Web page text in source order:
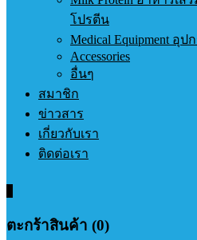
โปรตีน
Medical Equipment อุ
Accessories
อื่นๆ
สมาชิก
ข่าวสาร
เกี่ยวกับเรา
ติดต่อเรา
ตะกร้าสินค้า (0)